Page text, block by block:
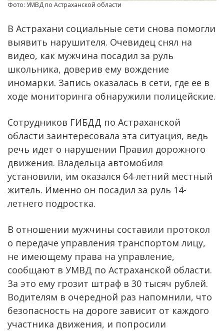
Фото: УМВД по Астраханской области
В Астрахани социальные сети снова помогли
выявить нарушителя. Очевидец снял на
видео, как мужчина посадил за руль
школьника, доверив ему вождение
иномарки. Запись оказалась в сети, где ее в
ходе мониторинга обнаружили полицейские.
Сотрудников ГИБДД по Астраханской
области заинтересовала эта ситуация, ведь
речь идет о нарушении Правил дорожного
движения. Владельца автомобиля
установили, им оказался 64-летний местный
житель. Именно он посадил за руль 14-
летнего подростка.
В отношении мужчины составили протокол
о передаче управления транспортом лицу,
не имеющему права на управление,
сообщают в УМВД по Астраханской области.
За это ему грозит штраф в 30 тысяч рублей.
Водителям в очередной раз напомнили, что
безопасность на дороге зависит от каждого
участника движения, и попросили